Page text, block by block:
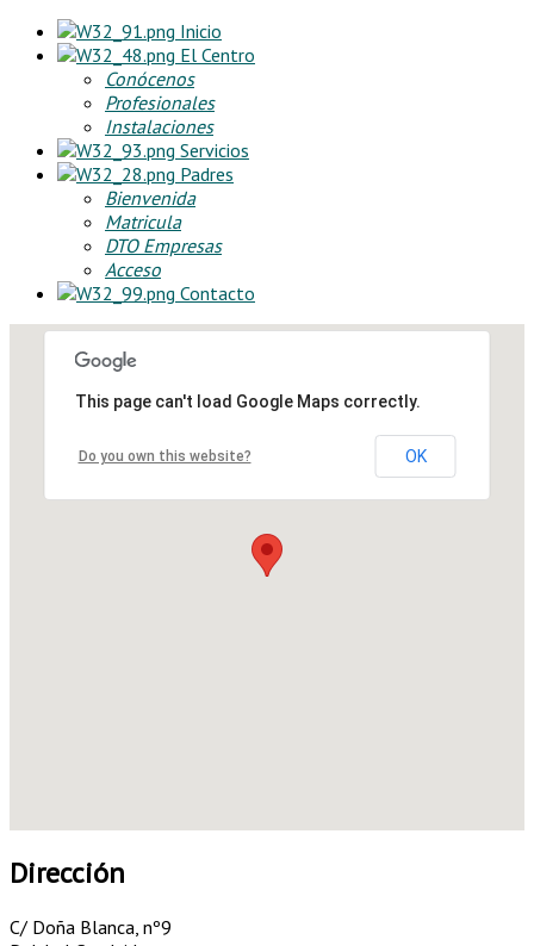
Inicio
El Centro
Conócenos
Profesionales
Instalaciones
Servicios
Padres
Bienvenida
Matricula
DTO Empresas
Acceso
Contacto
This page can't load Google Maps correctly.
Do you own this website? OK
Dirección
C/ Doña Blanca, nº9